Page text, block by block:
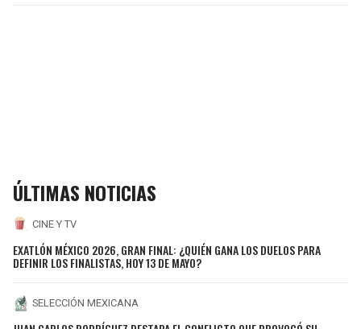
ÚLTIMAS NOTICIAS
CINE Y TV
EXATLÓN MÉXICO 2026, GRAN FINAL: ¿QUIÉN GANA LOS DUELOS PARA
DEFINIR LOS FINALISTAS, HOY 13 DE MAYO?
SELECCIÓN MEXICANA